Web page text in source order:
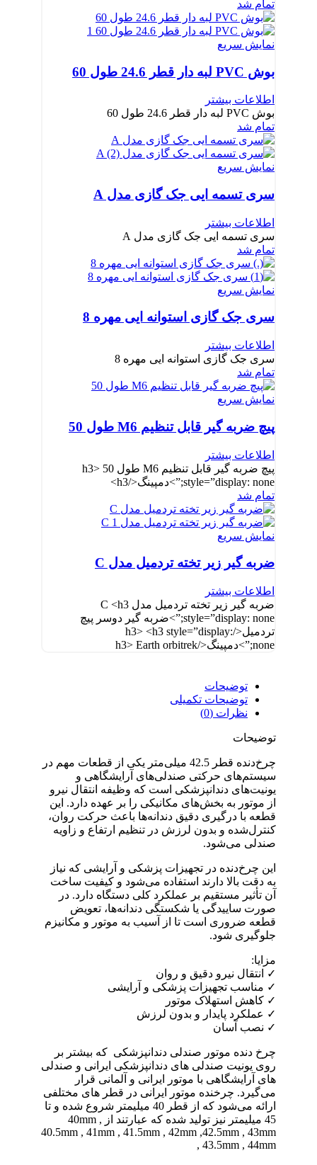
تمام شد
نمایش سریع
بوش PVC لبه دار قطر 24.6 طول 60
اطلاعات بیشتر
بوش PVC لبه دار قطر 24.6 طول 60
تمام شد
نمایش سریع
سری تسمه ایی جک گازی مدل A
اطلاعات بیشتر
سری تسمه ایی جک گازی مدل A
تمام شد
نمایش سریع
سری جک گازی استوانه ایی مهره 8
اطلاعات بیشتر
سری جک گازی استوانه ایی مهره 8
تمام شد
نمایش سریع
پیچ ضربه گیر قابل تنظیم M6 طول 50
اطلاعات بیشتر
پیچ ضربه گیر قابل تنظیم M6 طول 50 <h3
style=”display: none;”>دمپینگ</h3>
تمام شد
نمایش سریع
ضربه گیر زیر تخته تردمیل مدل C
اطلاعات بیشتر
ضربه گیر زیر تخته تردمیل مدل C <h3
style=”display: none;”>ضربه گیر دوسر پیچ
تردمیل</h3> <h3 style=”display:
none;”>دمپینگ</h3> Earth orbitrek
توضیحات
توضیحات تکمیلی
نظرات (0)
توضیحات
چرخ‌دنده قطر 42.5 میلی‌متر یکی از قطعات مهم در
سیستم‌های حرکتی صندلی‌های آرایشگاهی و
یونیت‌های دندانپزشکی است که وظیفه انتقال نیرو
از موتور به بخش‌های مکانیکی را بر عهده دارد. این
قطعه با درگیری دقیق دندانه‌ها باعث حرکت روان،
کنترل‌شده و بدون لرزش در تنظیم ارتفاع و زاویه
صندلی می‌شود.
این چرخ‌دنده در تجهیزات پزشکی و آرایشی که نیاز
به دقت بالا دارند استفاده می‌شود و کیفیت ساخت
آن تأثیر مستقیم بر عملکرد کلی دستگاه دارد. در
صورت ساییدگی یا شکستگی دندانه‌ها، تعویض
قطعه ضروری است تا از آسیب به موتور و مکانیزم
جلوگیری شود.
مزایا:
✓ انتقال نیرو دقیق و روان
✓ مناسب تجهیزات پزشکی و آرایشی
✓ کاهش استهلاک موتور
✓ عملکرد پایدار و بدون لرزش
✓ نصب آسان
چرخ دنده موتور صندلی دندانپزشکی که بیشتر بر
روی یونیت صندلی های دندانپزشکی ایرانی و صندلی
های آرایشگاهی با موتور ایرانی و آلمانی قرار
می‌گیرد. چرخنده موتور ایرانی در قطر های مختلفی
ارائه می‌شود که از قطر 40 میلیمتر شروع شده و تا
45 میلیمتر نیز تولید شده که عبارتند از 40mm ,
40.5mm , 41mm , 41.5mm , 42mm ,42.5mm , 43mm
, 43.5mm , 44mm